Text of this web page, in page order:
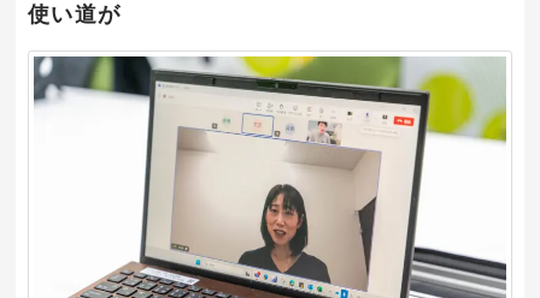
使い道が